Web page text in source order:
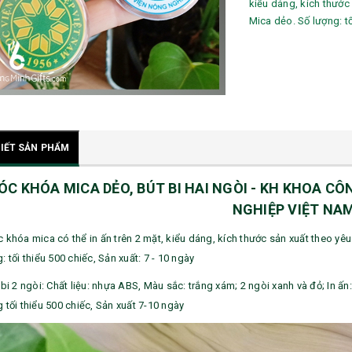
kiểu dáng, kích
Mica dẻo. Số lượng:
SẢN PHẨM
KHÓA MICA DẺO, BÚT BI HAI NGÒI - KH KHOA
NGHIỆP VIỆT
khóa mica có thể in ấn trên 2 mặt, kiểu dáng, kích thước sản xuất theo
tối thiểu 500 chiếc, Sản xuất: 7 - 10 ngày
2 ngòi: Chất liệu: nhựa ABS, Màu sắc: trắng xám; 2 ngòi xanh và đỏ; In
tối thiểu 500 chiếc, Sản xuất 7-10 ngày